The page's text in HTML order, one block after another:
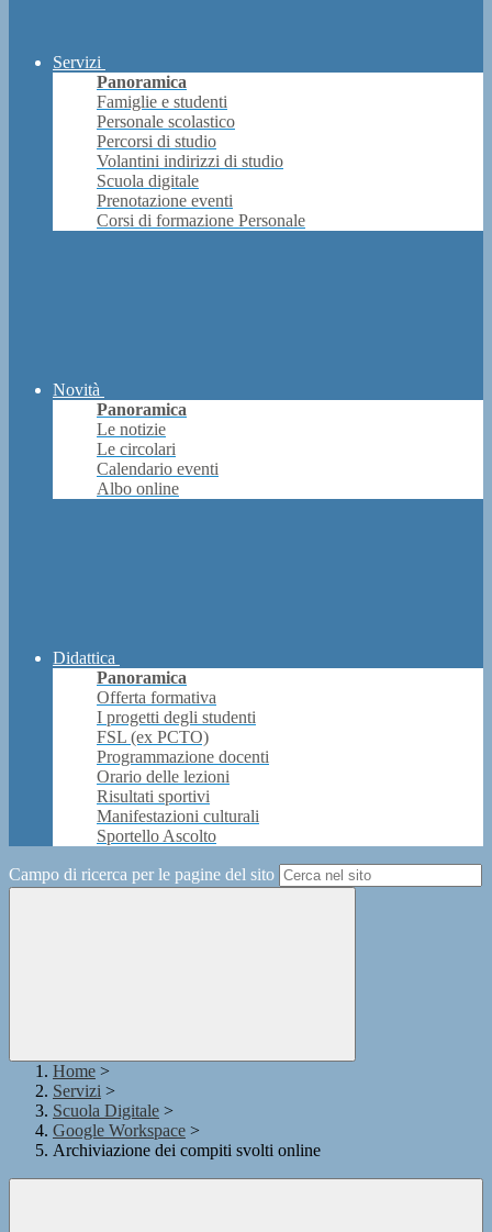
Servizi
Panoramica
Famiglie e studenti
Personale scolastico
Percorsi di studio
Volantini indirizzi di studio
Scuola digitale
Prenotazione eventi
Corsi di formazione Personale
Novità
Panoramica
Le notizie
Le circolari
Calendario eventi
Albo online
Didattica
Panoramica
Offerta formativa
I progetti degli studenti
FSL (ex PCTO)
Programmazione docenti
Orario delle lezioni
Risultati sportivi
Manifestazioni culturali
Sportello Ascolto
Campo di ricerca per le pagine del sito
Home >
Servizi >
Scuola Digitale >
Google Workspace >
Archiviazione dei compiti svolti online